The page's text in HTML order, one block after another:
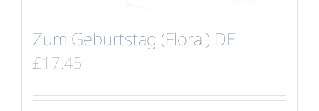
Zum Geburtstag (Floral) DE
£17.45